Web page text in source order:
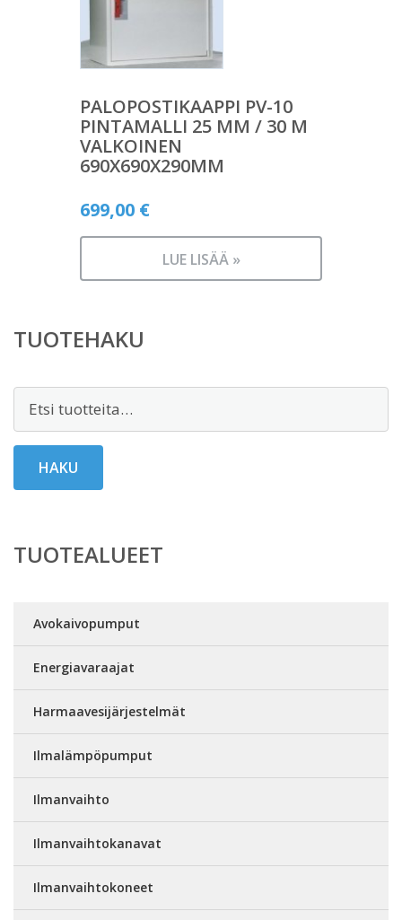
PALOPOSTIKAAPPI PV-10
PINTAMALLI 25 MM / 30 M
VALKOINEN
690X690X290MM
699,00 €
LUE LISÄÄ »
TUOTEHAKU
Etsi:
HAKU
TUOTEALUEET
Avokaivopumput
Energiavaraajat
Harmaavesijärjestelmät
Ilmalämpöpumput
Ilmanvaihto
Ilmanvaihtokanavat
Ilmanvaihtokoneet